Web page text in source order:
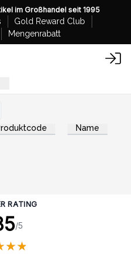
im Großhandel seit 1995
Gold Reward Club
Mengenrabatt
Name
RATING
/5
★★
★★